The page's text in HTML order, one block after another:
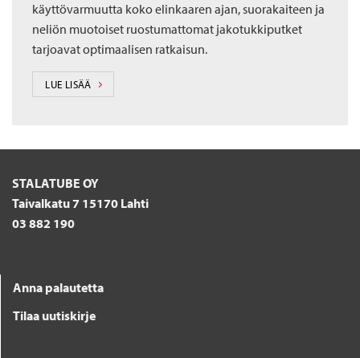
käyttövarmuutta koko elinkaaren ajan, suorakaiteen ja
neliön muotoiset ruostumattomat jakotukkiputket
tarjoavat optimaalisen ratkaisun.
LUE LISÄÄ
STALATUBE OY
Taivalkatu 7 15170 Lahti
03 882 190
Anna palautetta
Tilaa uutiskirje